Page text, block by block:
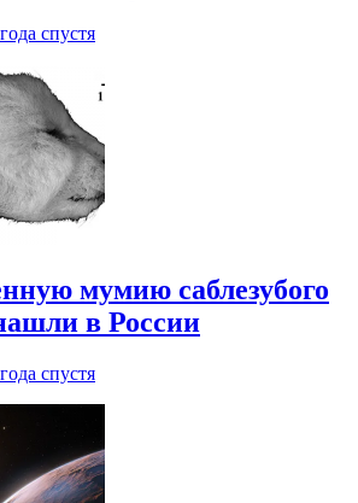
спустя
мумию саблезубого
в России
спустя